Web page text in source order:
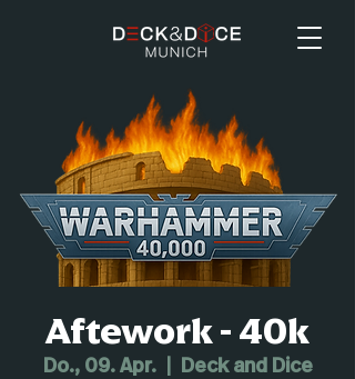
Aftework - 40k
Do., 09. Apr.
  |
Deck and Dice